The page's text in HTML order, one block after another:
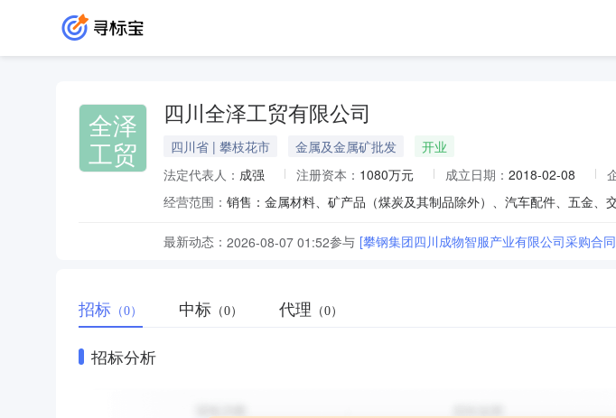
全泽
工贸
四川全泽工贸有限公司
四川省 | 攀枝花市 金属及金属矿批发
开业
法定代表人： 成强 注册资本： 1080万元 成立日期： 2018-02-08
经营范围：
最新动态： 2026-08-07 01:52参与 [攀钢集团四川成物智服产业有限公司采购合
招标 （0） 中标 （0） 代理 （0）
招标分析